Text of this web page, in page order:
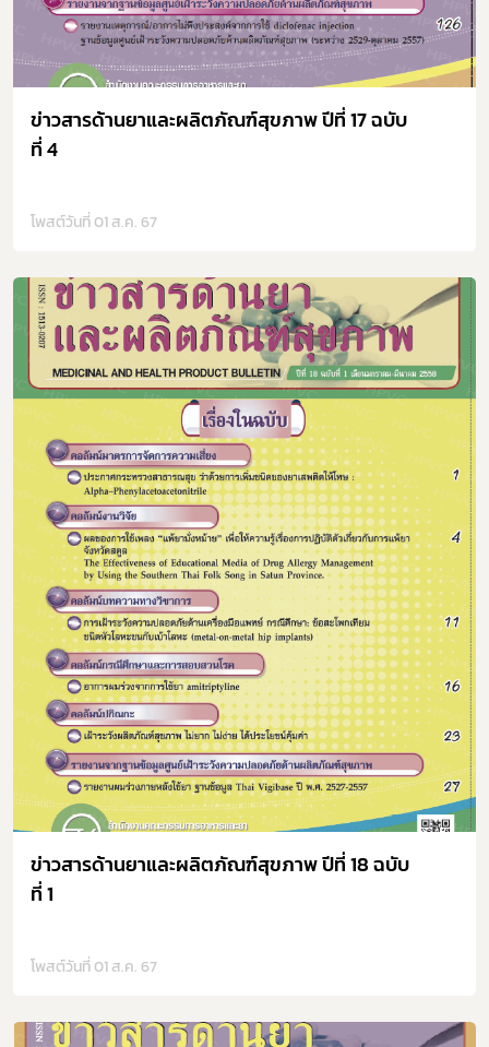
ข่าวสารด้านยาและผลิตภัณฑ์สุขภาพ ปีที่ 17 ฉบับ
ที่ 4
โพสต์วันที่ 01 ส.ค. 67
ข่าวสารด้านยาและผลิตภัณฑ์สุขภาพ ปีที่ 18 ฉบับ
ที่ 1
โพสต์วันที่ 01 ส.ค. 67